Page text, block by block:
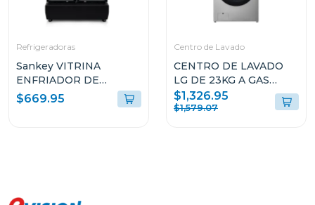
Refrigeradoras
Sankey VITRINA
ENFRIADOR DE
20CUFT RFD20N
$669.95
Centro de Lavado
CENTRO DE LAVADO
LG DE 23KG A GAS
COLOR GRIS
WM23VFXS6/DF74VFXS6B
$1,326.95
$1,579.07